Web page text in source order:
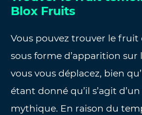
Blox Fruits
Vous pouvez trouver le
sous forme d’apparition sur
vous vous déplacez, bien
étant donné qu’il s’agit
mythique. En raison du